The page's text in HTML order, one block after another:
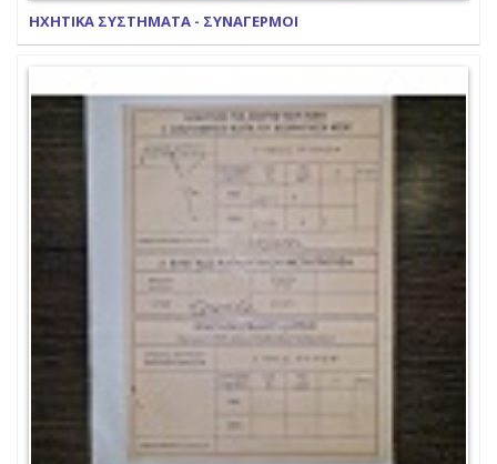
ΗΧΗΤΙΚΑ ΣΥΣΤΗΜΑΤΑ - ΣΥΝΑΓΕΡΜΟΙ